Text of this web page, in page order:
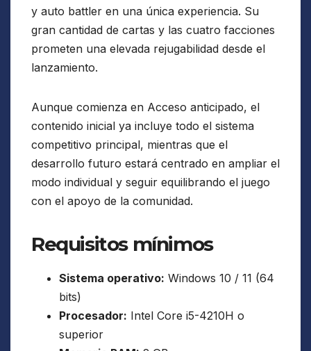
y auto battler en una única experiencia. Su
gran cantidad de cartas y las cuatro facciones
prometen una elevada rejugabilidad desde el
lanzamiento.
Aunque comienza en Acceso anticipado, el
contenido inicial ya incluye todo el sistema
competitivo principal, mientras que el
desarrollo futuro estará centrado en ampliar el
modo individual y seguir equilibrando el juego
con el apoyo de la comunidad.
Requisitos mínimos
Sistema operativo: Windows 10 / 11 (64
bits)
Procesador: Intel Core i5-4210H o
superior